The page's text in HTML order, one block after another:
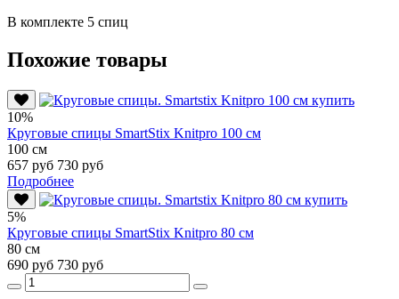
В комплекте 5 спиц
Похожие товары
10%
Круговые спицы SmartStix Knitpro 100 см
100 см
657 руб 730 руб
Подробнее
5%
Круговые спицы SmartStix Knitpro 80 см
80 см
690 руб 730 руб